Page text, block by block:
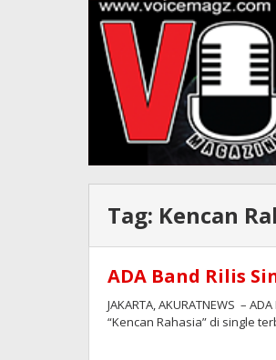
Tag: Kencan
ADA Band Rilis
JAKARTA, AKURATNEWS –
“Kencan Rahasia” di single